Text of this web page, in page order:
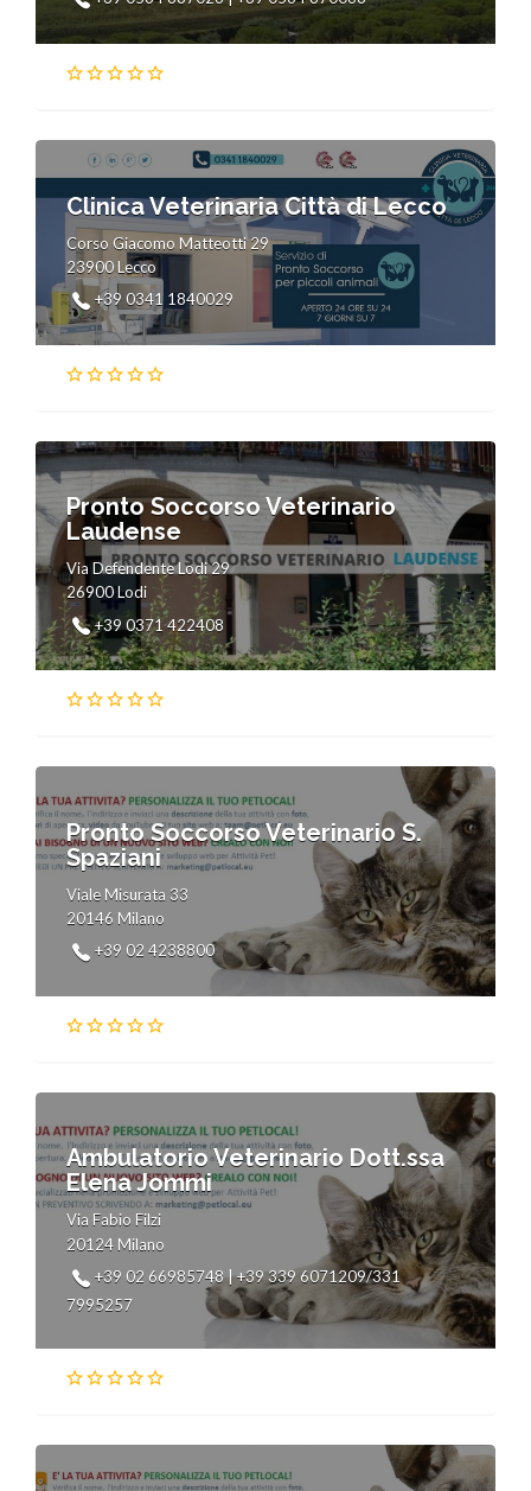
Clinica Veterinaria Città di Lecco
Corso Giacomo Matteotti 29
23900 Lecco
+39 0341 1840029
Pronto Soccorso Veterinario
Laudense
Via Defendente Lodi 29
26900 Lodi
+39 0371 422408
Pronto Soccorso Veterinario S.
Spaziani
Viale Misurata 33
20146 Milano
+39 02 4238800
Ambulatorio Veterinario Dott.ssa
Elena Jommi
Via Fabio Filzi
20124 Milano
+39 02 66985748 | +39 339 6071209/331
7995257